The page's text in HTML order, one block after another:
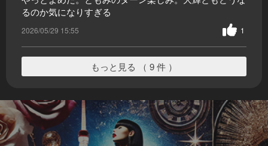
るのか気になりすぎる
2026/05/29 15:55 1
もっと見る （ 9 件 ）